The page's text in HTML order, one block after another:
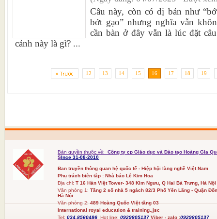
Câu này, còn có dị bản như
bớt gạo” nhưng nghĩa vẫn
cần bàn ở đây vẫn là lúc đặt
cảnh này là gì? ...
12 13 14 15 16 17 18 19
Bản quyền thuộc về:
Công ty cp Giáo dục và Đào tạo Hoàng Gia
SInce 31-08-2010
Ban truyền thông quan hệ quốc tế - Hiệp hội làng nghề Việt Nam
Phụ trách biên tập : Nhà báo Lê Kim Hoa
Địa chỉ: T 16 Hàn Việt Tower- 348 Kim Ngưu, Q Hai Bà Trưng, Hà Nội
Văn phòng 1:Tầng 2 số nhà 5 ngách 82/3 Phố Yên Lãng - Quận
Hà Nội
Văn phòng 2:489 Hoàng Quốc Việt tầng 03
International royal education & training.,jsc
Tel:034.8560486Hot line; 0929805137 Viber - zalo :0929805137